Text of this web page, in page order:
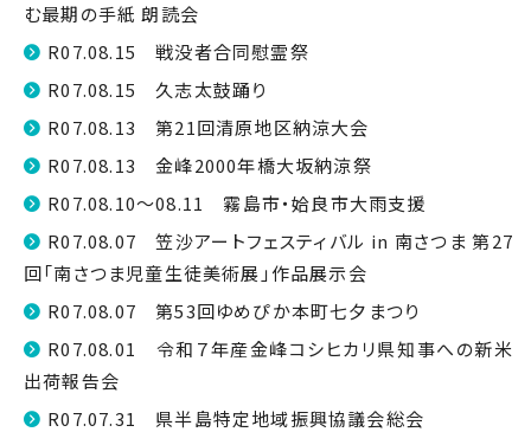
む最期の手紙 朗読会
R07.08.15 戦没者合同慰霊祭
R07.08.15 久志太鼓踊り
R07.08.13 第21回清原地区納涼大会
R07.08.13 金峰2000年橋大坂納涼祭
R07.08.10～08.11 霧島市・姶良市大雨支援
R07.08.07 笠沙アートフェスティバル in 南さつま 第27
回「南さつま児童生徒美術展」作品展示会
R07.08.07 第53回ゆめぴか本町七夕まつり
R07.08.01 令和７年産金峰コシヒカリ県知事への新米
出荷報告会
R07.07.31 県半島特定地域振興協議会総会